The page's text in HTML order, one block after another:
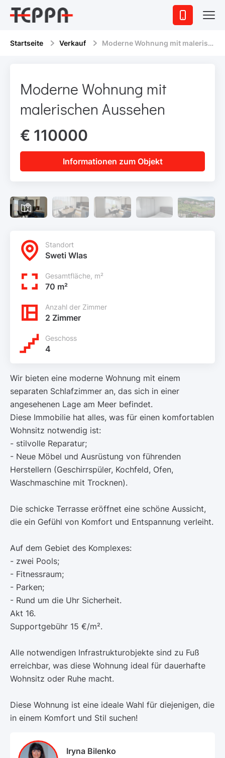
Startseite Verkauf Moderne Wohnung mit malerischen Aussehen
Moderne Wohnung mit
malerischen Aussehen
€ 110000
Informationen zum Objekt
Standort
Sweti Wlas
Gesamtfläche, m²
70 m²
Anzahl der Zimmer
2 Zimmer
Geschoss
4
Wir bieten eine moderne Wohnung mit einem
separaten Schlafzimmer an, das sich in einer
angesehenen Lage am Meer befindet.
Diese Immobilie hat alles, was für einen komfortablen
Wohnsitz notwendig ist:
- stilvolle Reparatur;
- Neue Möbel und Ausrüstung von führenden
Herstellern (Geschirrspüler, Kochfeld, Ofen,
Waschmaschine mit Trocknen).
Die schicke Terrasse eröffnet eine schöne Aussicht,
die ein Gefühl von Komfort und Entspannung verleiht.
Auf dem Gebiet des Komplexes:
- zwei Pools;
- Fitnessraum;
- Parken;
- Rund um die Uhr Sicherheit.
Akt 16.
Supportgebühr 15 €/m².
Alle notwendigen Infrastrukturobjekte sind zu Fuß
erreichbar, was diese Wohnung ideal für dauerhafte
Wohnsitz oder Ruhe macht.
Diese Wohnung ist eine ideale Wahl für diejenigen, die
in einem Komfort und Stil suchen!
Iryna Bilenko